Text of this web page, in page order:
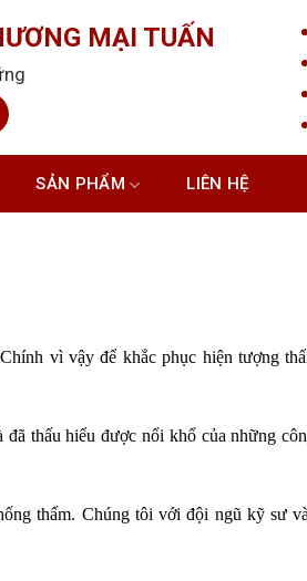
MẠI TUẤN
SẢN PHẨM LIÊN HỆ
vì vậy để khắc phục hiện tượng
thấu hiểu được nổi khổ của những
thấm. Chúng tôi với đội ngũ kỹ sư